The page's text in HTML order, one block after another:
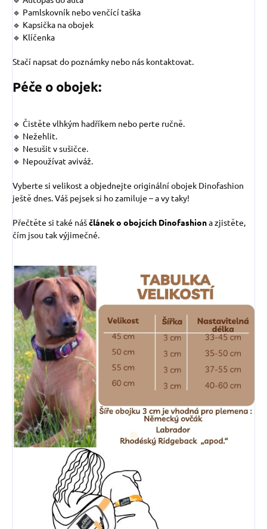
🔹 Pamlskovník nebo venčící taška
🔹 Kapsička na obojek
🔹 Klíčenka
Stačí napsat do poznámky nebo nás kontaktovat.
Péče o obojek:
🔹 Čistěte vlhkým hadříkem nebo perte ručně.
🔹 Nežehlit.
🔹 Nesušit v sušičce.
🔹 Nepoužívat aviváž.
Vyberte si velikost a objednejte originální obojek Dinofashion
ještě dnes. Váš pejsek si ho zamiluje – a vy taky!
Přečtěte si také náščlánek o obojcích Dinofashiona zjistěte,
čím jsou tak výjimečné.